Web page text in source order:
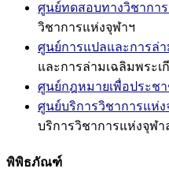
ศูนย์ทดสอบทางวิชากา
วิชาการแห่งจุฬาฯ
ศูนย์การแปลและการล่า
และการล่ามเฉลิมพระเ
ศูนย์กฎหมายเพื่อประช
ศูนย์บริการวิชาการแห่
บริการวิชาการแห่งจุฬ
พิพิธภัณฑ์